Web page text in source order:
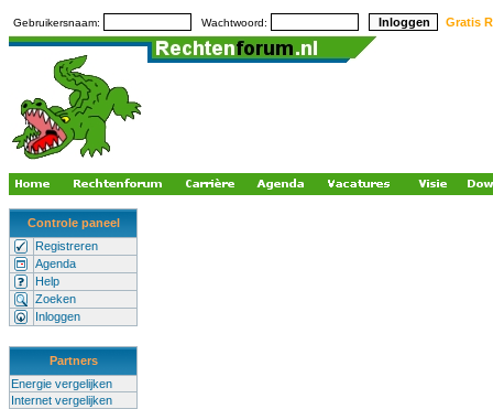
Gebruikersnaam: Wachtwoord: Gratis
Controle paneel
Registreren
Agenda
Help
Zoeken
Inloggen
Partners
Energie vergelijken
Internet vergelijken